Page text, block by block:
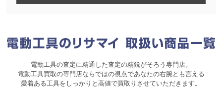
電動工具の査定に精通した査定の精鋭がそろう専門店。
電動工具買取の専門店ならではの視点であなたの右腕とも言える
愛着ある工具をしっかりと高値で買取りさせていただきます。